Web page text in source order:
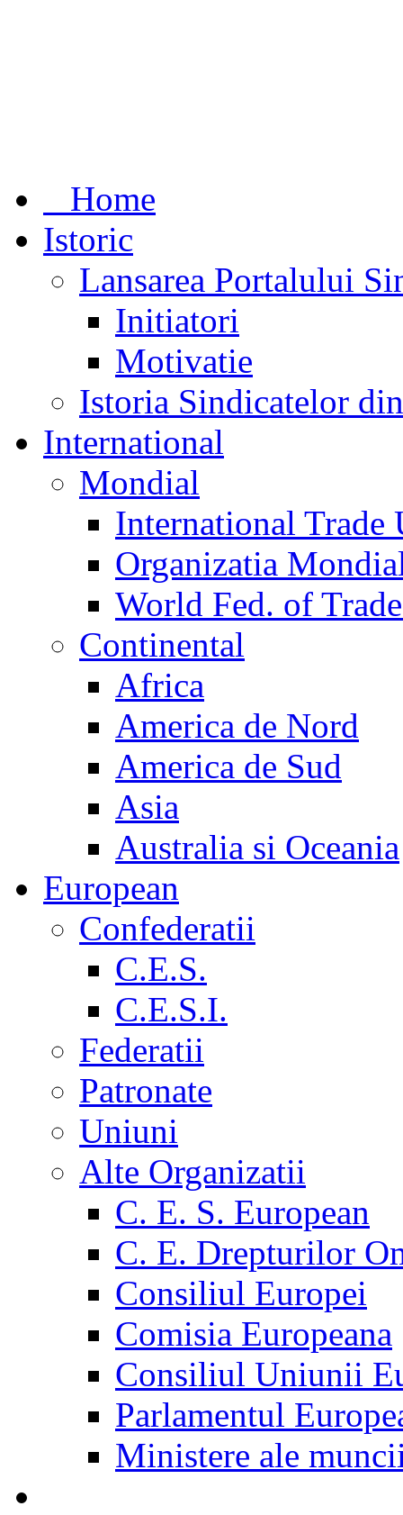
Home
Istoric
Lansarea Portalului
Initiatori
Motivatie
Istoria Sindicatelor
International
Mondial
International Trade
Organizatia
World Fed. of
Continental
Africa
America de Nord
America de Sud
Asia
Australia si Oceania
European
Confederatii
C.E.S.
C.E.S.I.
Federatii
Patronate
Uniuni
Alte Organizatii
C. E. S. European
C. E. Drepturilor
Consiliul Europei
Comisia Europeana
Consiliul Uniunii
Parlamentul
Ministere ale